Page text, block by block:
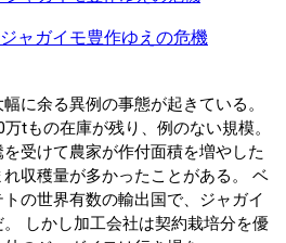
ャガイモ豊作ゆえの危機
に余る異例の事態が起きている。
tもの在庫が残り、例のない規模。
受けて農家が作付面積を増やした
収穫量が多かったことがある。 ベ
の世界有数の輸出国で、ジャガイ
しかし加工会社は契約栽培分を優